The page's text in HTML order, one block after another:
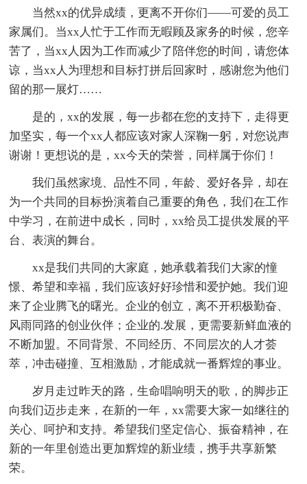
当然xx的优异成绩，更离不开你们——可爱的员工
家属们。当xx人忙于工作而无暇顾及家务的时候，您辛
苦了，当xx人因为工作而减少了陪伴您的时间，请您体
谅，当xx人为理想和目标打拼后回家时，感谢您为他们
留的那一展灯……
是的，xx的发展，每一步都在您的支持下，走得更
加坚实，每一个xx人都应该对家人深鞠一躬，对您说声
谢谢！更想说的是，xx今天的荣誉，同样属于你们！
我们虽然家境、品性不同，年龄、爱好各异，却在
为一个共同的目标扮演着自己重要的角色，我们在工作
中学习，在前进中成长，同时，xx给员工提供发展的平
台、表演的舞台。
xx是我们共同的大家庭，她承载着我们大家的憧
憬、希望和幸福，我们应该好好珍惜和爱护她。我们迎
来了企业腾飞的曙光。企业的创立，离不开积极勤奋、
风雨同路的创业伙伴；企业的.发展，更需要新鲜血液的
不断加盟。不同背景、不同经历、不同层次的人才荟
萃，冲击碰撞、互相激励，才能成就一番辉煌的事业。
岁月走过昨天的路，生命唱响明天的歌，的脚步正
向我们迈步走来，在新的一年，xx需要大家一如继往的
关心、呵护和支持。希望我们坚定信心、振奋精神，在
新的一年里创造出更加辉煌的新业绩，携手共享新繁
荣。